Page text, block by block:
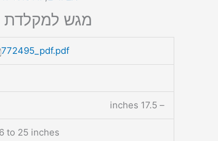
מגש
772495_pdf.pdf
– 17.5 inches
to 25 inches